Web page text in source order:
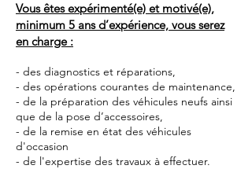
Vous êtes expérimenté(e) et motivé(e),
minimum 5 ans d’expérience, vous serez
en charge :
- des diagnostics et réparations,
- des opérations courantes de maintenance,
- de la préparation des véhicules neufs ainsi
que de la pose d’accessoires,
- de la remise en état des véhicules
d'occasion
- de l'expertise des travaux à effectuer.